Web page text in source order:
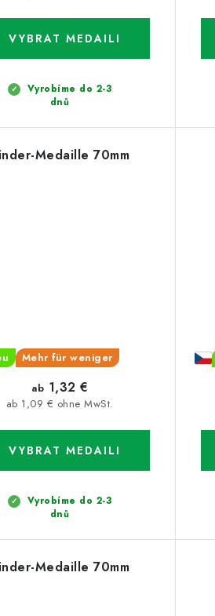
Vyrobíme do 2-3
dnů
Medaille 70mm
Mehr für weniger
Vyrobíme do 2-3
dnů
ab 1,09 € ohne MwSt.
ab 1,32 €
Medaille 70mm